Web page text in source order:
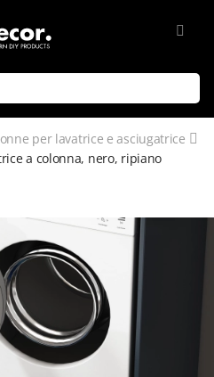
per lavatrice e asciugatrice
a colonna, nero, ripiano